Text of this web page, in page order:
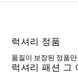
럭셔리 정품
품질이 보장된 정품
럭셔리 패션 그